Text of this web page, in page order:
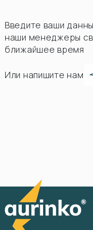
Введите ваши
наши менеджеры
ближайшее время
Или напишите нам